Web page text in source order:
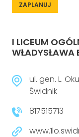
ZAPLANUJ
I LICEUM
WŁADYSŁAWA
ul. gen. L.
Świdnik
817515713